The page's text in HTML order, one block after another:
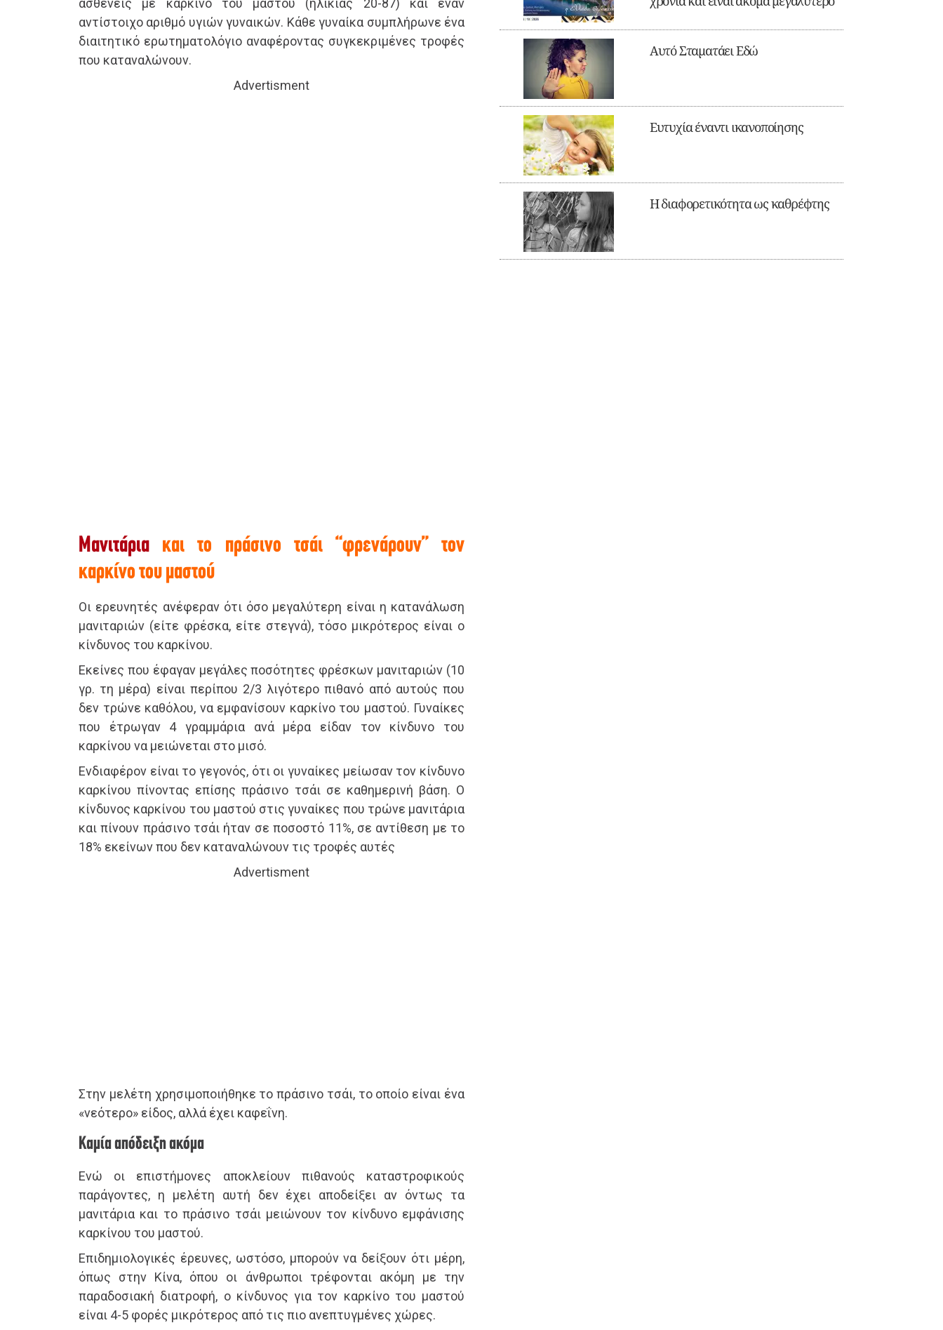
ασθενείς με καρκίνο του μαστού (ηλικίας 20-87) και έναν
αντίστοιχο αριθμό υγιών γυναικών. Κάθε γυναίκα συμπλήρωνε ένα
διαιτητικό ερωτηματολόγιο αναφέροντας συγκεκριμένες τροφές
που καταναλώνουν.
Advertisment
Mανιτάρια και το πράσινο τσάι “φρενάρουν” τον
καρκίνο του μαστού
Οι ερευνητές ανέφεραν ότι όσο μεγαλύτερη είναι η κατανάλωση
μανιταριών (είτε φρέσκα, είτε στεγνά), τόσο μικρότερος είναι ο
κίνδυνος του καρκίνου.
Εκείνες που έφαγαν μεγάλες ποσότητες φρέσκων μανιταριών (10
γρ. τη μέρα) είναι περίπου 2/3 λιγότερο πιθανό από αυτούς που
δεν τρώνε καθόλου, να εμφανίσουν καρκίνο του μαστού. Γυναίκες
που έτρωγαν 4 γραμμάρια ανά μέρα είδαν τον κίνδυνο του
καρκίνου να μειώνεται στο μισό.
Ενδιαφέρον είναι το γεγονός, ότι οι γυναίκες μείωσαν τον κίνδυνο
καρκίνου πίνοντας επίσης πράσινο τσάι σε καθημερινή βάση. Ο
κίνδυνος καρκίνου του μαστού στις γυναίκες που τρώνε μανιτάρια
και πίνουν πράσινο τσάι ήταν σε ποσοστό 11%, σε αντίθεση με το
18% εκείνων που δεν καταναλώνουν τις τροφές αυτές
Advertisment
Στην μελέτη χρησιμοποιήθηκε το πράσινο τσάι, το οποίο είναι ένα
«νεότερο» είδος, αλλά έχει καφεΐνη.
Καμία απόδειξη ακόμα
Ενώ οι επιστήμονες αποκλείουν πιθανούς καταστροφικούς
παράγοντες, η μελέτη αυτή δεν έχει αποδείξει αν όντως τα
μανιτάρια και το πράσινο τσάι μειώνουν τον κίνδυνο εμφάνισης
καρκίνου του μαστού.
Επιδημιολογικές έρευνες, ωστόσο, μπορούν να δείξουν ότι μέρη,
όπως στην Κίνα, όπου οι άνθρωποι τρέφονται ακόμη με την
παραδοσιακή διατροφή, ο κίνδυνος για τον καρκίνο του μαστού
είναι 4-5 φορές μικρότερος από τις πιο ανεπτυγμένες χώρες.
Αυτό Σταματάει Εδώ
Ευτυχία έναντι ικανοποίησης
Η διαφορετικότητα ως καθρέφτης